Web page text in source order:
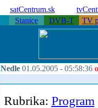
satCentrum.sk
Stanice DVB-T TV
Nedle 01.05.2005 - 05:58:36
Rubrika: Program